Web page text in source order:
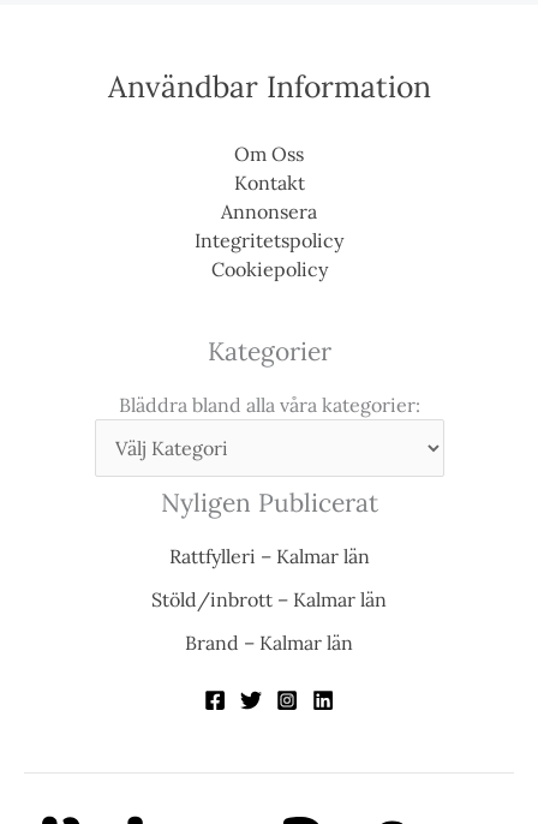
Användbar Information
Om Oss
Kontakt
Annonsera
Integritetspolicy
Cookiepolicy
Kategorier
Bläddra bland alla våra kategorier:
Nyligen Publicerat
Rattfylleri – Kalmar län
Stöld/inbrott – Kalmar län
Brand – Kalmar län